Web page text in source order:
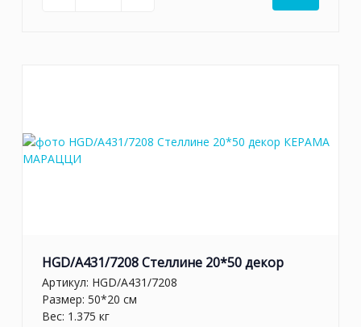
HGD/A431/7208 Стеллине 20*50 декор
Артикул: HGD/A431/7208
Размер: 50*20 см
Вес: 1.375 кг